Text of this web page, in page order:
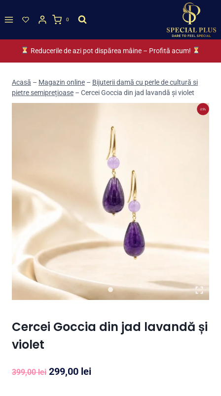
to
0
Reducerile de azi pot dispărea mâine – Profită acum!
Acasă – Magazin online – Bijuterii damă cu perle de cultură si
pietre semiprețioase – Cercei Goccia din jad lavandă și violet
-25%
Cercei Goccia din jad lavandă și
violet
399,00lei Prețul
299,00 leiPrețul